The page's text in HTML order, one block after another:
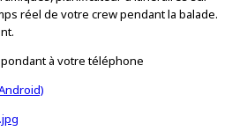
réel de votre crew pendant la balade.
à votre téléphone